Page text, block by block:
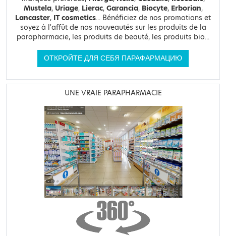
Mustela, Uriage, Lierac, Garancia, Biocyte, Erborian,
Lancaster, IT cosmetics... Bénéficiez de nos promotions et
soyez à l'affût de nos nouveautés sur les produits de la
parapharmacie, les produits de beauté, les produits bio...
ОТКРОЙТЕ ДЛЯ СЕБЯ ПАРАФАРМАЦИЮ
UNE VRAIE PARAPHARMACIE